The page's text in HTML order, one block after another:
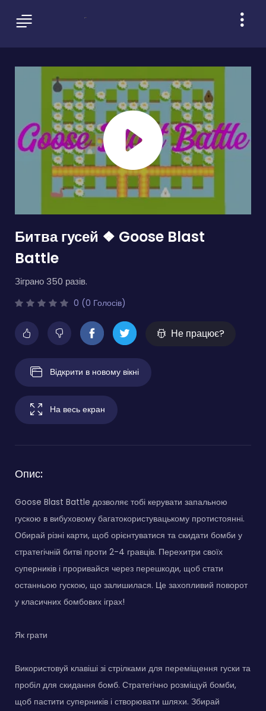
Битва гусей ❖ Goose Blast
Battle
Зіграно 350 разів.
0 (0 Голосів)
Не працює?
Відкрити в новому вікні
На весь екран
Опис:
Goose Blast Battle дозволяє тобі керувати запальною
гускою в вибуховому багатокористувацькому протистоянні.
Обирай різні карти, щоб орієнтуватися та скидати бомби у
стратегічній битві проти 2-4 гравців. Перехитри своїх
суперників і проривайся через перешкоди, щоб стати
останньою гускою, що залишилася. Це захопливий поворот
у класичних бомбових іграх!
Як грати
Використовуй клавіші зі стрілками для переміщення гуски та
пробіл для скидання бомб. Стратегічно розміщуй бомби,
щоб пастити суперників і створювати шляхи. Збирай